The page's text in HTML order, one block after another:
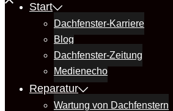
Start
Dachfenster-Karriere
Blog
Dachfenster-Zeitung
Medienecho
Reparatur
Wartung von Dachfenstern